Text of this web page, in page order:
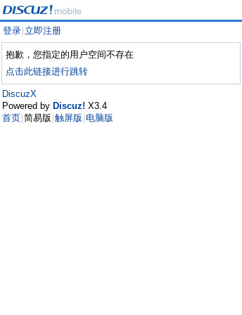
登录 立即注册
抱歉，您指定的用户空间不存在
点击此链接进行跳转
DiscuzX
Powered by Discuz! X3.4
首页 简易版 触屏版 电脑版